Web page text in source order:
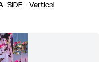
SIDE - Vertical